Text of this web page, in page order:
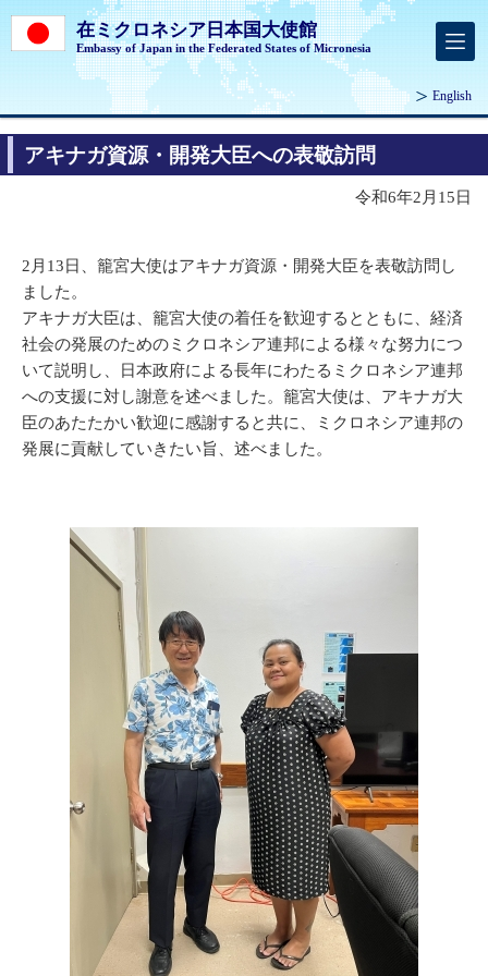
在ミクロネシア日本国大使館
Embassy of Japan in the Federated States of Micronesia
English
アキナガ資源・開発大臣への表敬訪問
令和6年2月15日
2月13日、籠宮大使はアキナガ資源・開発大臣を表敬訪問し
ました。
アキナガ大臣は、籠宮大使の着任を歓迎するとともに、経済
社会の発展のためのミクロネシア連邦による様々な努力につ
いて説明し、日本政府による長年にわたるミクロネシア連邦
への支援に対し謝意を述べました。籠宮大使は、アキナガ大
臣のあたたかい歓迎に感謝すると共に、ミクロネシア連邦の
発展に貢献していきたい旨、述べました。